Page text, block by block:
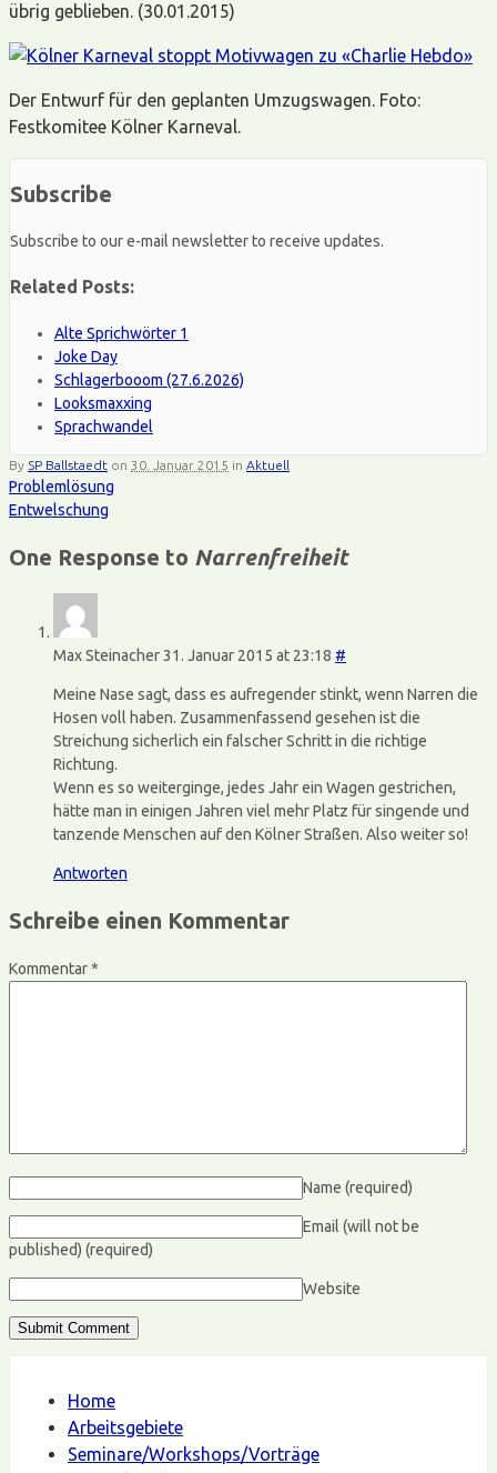
übrig geblieben. (30.01.2015)
Der Entwurf für den geplanten Umzugswagen. Foto:
Festkomitee Kölner Karneval.
Subscribe
Subscribe to our e-mail newsletter to receive updates.
Related Posts:
Alte Sprichwörter 1
Joke Day
Schlagerbooom (27.6.2026)
Looksmaxxing
Sprachwandel
By SP Ballstaedt on 30. Januar 2015 in Aktuell
Problemlösung
Entwelschung
One Response to Narrenfreiheit
Max Steinacher31. Januar 2015 at 23:18 #
Meine Nase sagt, dass es aufregender stinkt, wenn Narren die
Hosen voll haben. Zusammenfassend gesehen ist die
Streichung sicherlich ein falscher Schritt in die richtige
Richtung.
Wenn es so weiterginge, jedes Jahr ein Wagen gestrichen,
hätte man in einigen Jahren viel mehr Platz für singende und
tanzende Menschen auf den Kölner Straßen. Also weiter so!
Antworten
Schreibe einen Kommentar
Kommentar*
Name (required)
Email (will not be
published) (required)
Website
Home
Arbeitsgebiete
Seminare/Workshops/Vorträge